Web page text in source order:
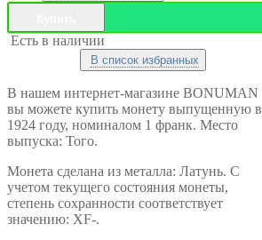
Есть в наличии
В список избранных
В нашем интернет-магазине BONUMAN
вы можете купить монету выпущенную в
1924 году, номиналом 1 франк. Место
выпуска: Того.
Монета сделана из металла: Латунь. С
учетом текущего состояния монеты,
степень сохранности соответствует
значению: XF-.